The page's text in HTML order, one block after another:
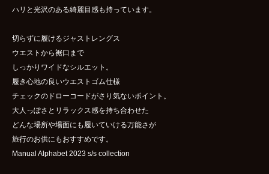
ハリと光沢のある綺麗目感も持っています。
切らずに履けるジャストレングス
ウエストから裾口まで
しっかりワイドなシルエット。
履き心地の良いウエストゴム仕様
チェックのドローコードがさり気ないポイント。
大人っぽさとリラックス感を持ち合わせた
どんな場所や場面にも履いていける万能さが
旅行のお供にもおすすめです。
Manual Alphabet 2023 s/s collection